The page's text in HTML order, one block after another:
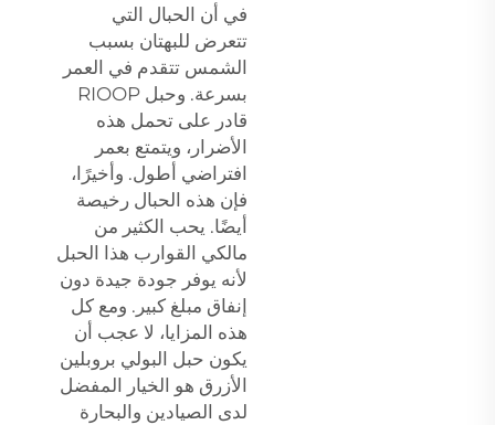
في أن الحبال التي
تتعرض للبهتان بسبب
الشمس تتقدم في العمر
بسرعة. وحبل RIOOP
قادر على تحمل هذه
الأضرار، ويتمتع بعمر
افتراضي أطول. وأخيرًا،
فإن هذه الحبال رخيصة
أيضًا. يحب الكثير من
مالكي القوارب هذا الحبل
لأنه يوفر جودة جيدة دون
إنفاق مبلغ كبير. ومع كل
هذه المزايا، لا عجب أن
يكون حبل البولي بروبلين
الأزرق هو الخيار المفضل
لدى الصيادين والبحارة